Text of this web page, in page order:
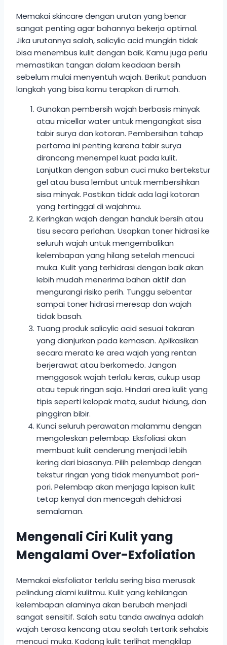
Memakai skincare dengan urutan yang benar
sangat penting agar bahannya bekerja optimal.
Jika urutannya salah, salicylic acid mungkin tidak
bisa menembus kulit dengan baik. Kamu juga perlu
memastikan tangan dalam keadaan bersih
sebelum mulai menyentuh wajah. Berikut panduan
langkah yang bisa kamu terapkan di rumah.
Gunakan pembersih wajah berbasis minyak
atau micellar water untuk mengangkat sisa
tabir surya dan kotoran. Pembersihan tahap
pertama ini penting karena tabir surya
dirancang menempel kuat pada kulit.
Lanjutkan dengan sabun cuci muka bertekstur
gel atau busa lembut untuk membersihkan
sisa minyak. Pastikan tidak ada lagi kotoran
yang tertinggal di wajahmu.
Keringkan wajah dengan handuk bersih atau
tisu secara perlahan. Usapkan toner hidrasi ke
seluruh wajah untuk mengembalikan
kelembapan yang hilang setelah mencuci
muka. Kulit yang terhidrasi dengan baik akan
lebih mudah menerima bahan aktif dan
mengurangi risiko perih. Tunggu sebentar
sampai toner hidrasi meresap dan wajah
tidak basah.
Tuang produk salicylic acid sesuai takaran
yang dianjurkan pada kemasan. Aplikasikan
secara merata ke area wajah yang rentan
berjerawat atau berkomedo. Jangan
menggosok wajah terlalu keras, cukup usap
atau tepuk ringan saja. Hindari area kulit yang
tipis seperti kelopak mata, sudut hidung, dan
pinggiran bibir.
Kunci seluruh perawatan malammu dengan
mengoleskan pelembap. Eksfoliasi akan
membuat kulit cenderung menjadi lebih
kering dari biasanya. Pilih pelembap dengan
tekstur ringan yang tidak menyumbat pori-
pori. Pelembap akan menjaga lapisan kulit
tetap kenyal dan mencegah dehidrasi
semalaman.
Mengenali Ciri Kulit yang
Mengalami Over-Exfoliation
Memakai eksfoliator terlalu sering bisa merusak
pelindung alami kulitmu. Kulit yang kehilangan
kelembapan alaminya akan berubah menjadi
sangat sensitif. Salah satu tanda awalnya adalah
wajah terasa kencang atau seolah tertarik sehabis
mencuci muka. Kadang kulit terlihat mengkilap